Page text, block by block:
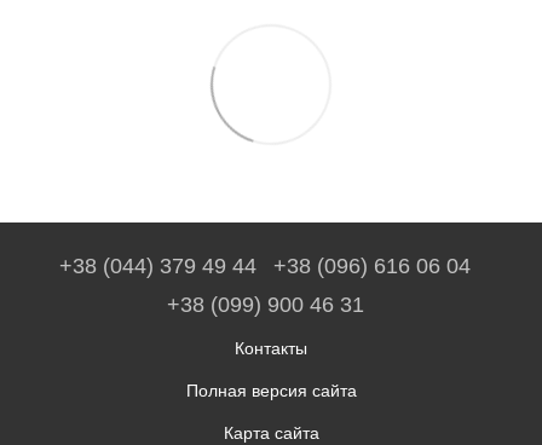
+38 (044) 379 49 44
+38 (096) 616 06 04
+38 (099) 900 46 31
Контакты
Полная версия сайта
Карта сайта